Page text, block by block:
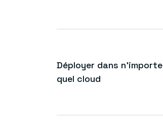
Déployer dans n’importe
quel cloud